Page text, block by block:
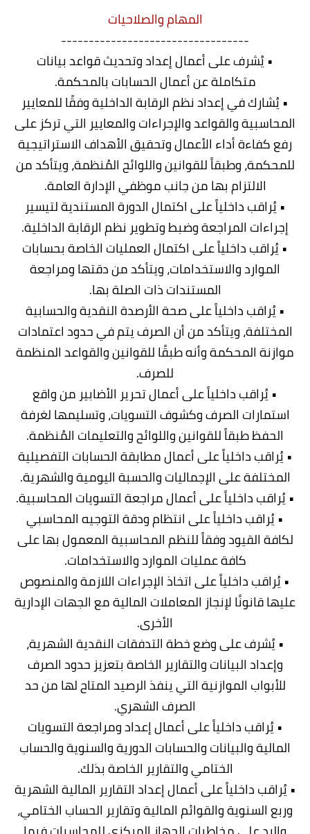
المهام والصلاحيات
----------------------------------
• يُشرف على أعمال إعداد وتحديث قواعد بيانات
متكاملة عن أعمال الحسابات بالمحكمة.
• يُشارك في إعداد نظم الرقابة الداخلية وفقًا للمعايير
المحاسبية والقواعد والإجراءات والمعايير التي تركز على
رفع كفاءة أداء الأعمال وتحقيق الأهداف الاستراتيجية
للمحكمة، وطبقاً للقوانين واللوائح المُنظمة، ويتأكد من
الالتزام بها من جانب موظفي الإدارة العامة.
• يُراقب داخلياً على اكتمال الدورة المستندية لتيسير
إجراءات المراجعة وضبط وتطوير نظم الرقابة الداخلية.
• يُراقب داخلياً على اكتمال العمليات الخاصة بحسابات
الموارد والاستخدامات، ويتأكد من دقتها ومراجعة
المستندات ذات الصلة بها.
• يُراقب داخلياً على صحة الأرصدة النقدية والحسابية
المختلفة، ويتأكد من أن الصرف يتم في حدود اعتمادات
موازنة المحكمة وأنه طبقًا للقوانين والقواعد المنظمة
للصرف.
• يُراقب داخلياً على أعمال تحرير الأضابير من واقع
استمارات الصرف وكشوف التسويات، وتسليمها لغرفة
الحفظ طبقاً للقوانين واللوائح والتعليمات المُنظمة.
• يُراقب داخلياً على أعمال مطابقة الحسابات التفصيلية
المختلفة على الإجماليات والحسبة اليومية والشهرية.
• يُراقب داخلياً على أعمال مراجعة التسويات المحاسبية.
• يُراقب داخلياً على انتظام ودقة التوجيه المحاسبي
لكافة القيود وفقاً للنظم المحاسبية المعمول بها على
كافة عمليات الموارد والاستخدامات.
• يُراقب داخلياً على اتخاذ الإجراءات اللازمة والمنصوص
عليها قانونًا لإنجاز المعاملات المالية مع الجهات الإدارية
الأخرى.
• يُشرف على وضع خطة التدفقات النقدية الشهرية،
وإعداد البيانات والتقارير الخاصة بتعزيز حدود الصرف
للأبواب الموازنية التي ينفذ الرصيد المتاح لها من حد
الصرف الشهري.
• يُراقب داخلياً على أعمال إعداد ومراجعة التسويات
المالية والبيانات والحسابات الدورية والسنوية والحساب
الختامي والتقارير الخاصة بذلك.
• يُراقب داخلياً على أعمال إعداد التقارير المالية الشهرية
وربع السنوية والقوائم المالية وتقارير الحساب الختامي،